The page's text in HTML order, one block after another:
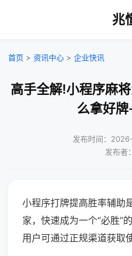
兆
首页 > 资讯中心 > 企业快讯
高手全解!小程序麻
么拿好
发布时间：
发布者
小程序打牌提高胜率辅助
家，快速成为一个“必胜”
用户可通过正规渠道获取